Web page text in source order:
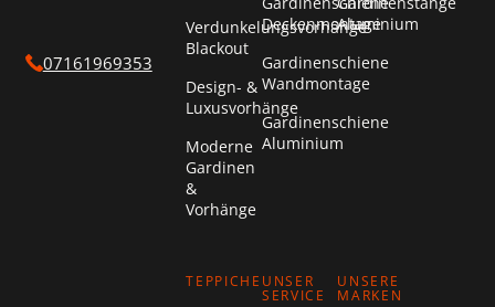
07161969353
Verdunkelungsvorhänge
Blackout
Design- &
Luxusvorhänge
Moderne
Gardinen
&
Vorhänge
Deckenmontage
Gardinenschiene
Wandmontage
Gardinenschiene
Aluminium
Aluminium
TEPPICHE UNSER
SERVICE
UNSERE
MARKEN